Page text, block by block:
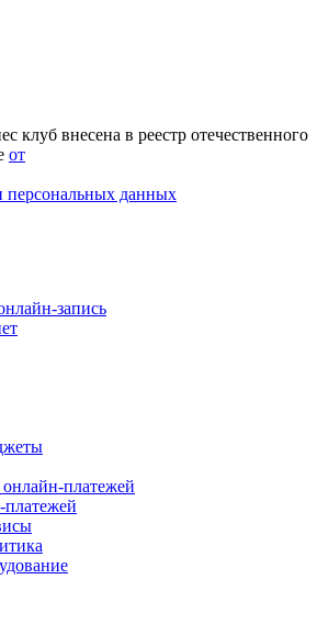
клуб внесена в реестр отечественного
от
персональных данных
запись